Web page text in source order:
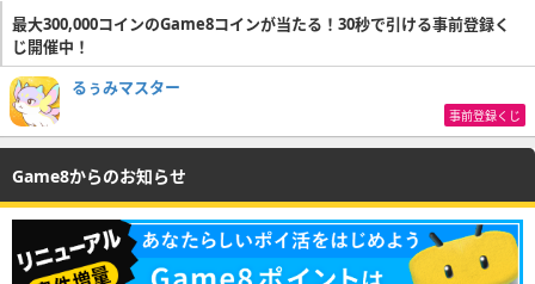
最大300,000コインのGame8コインが当たる！30秒で引ける事前登録く
じ開催中！
るぅみマスター
事前登録くじ
Game8からのお知らせ